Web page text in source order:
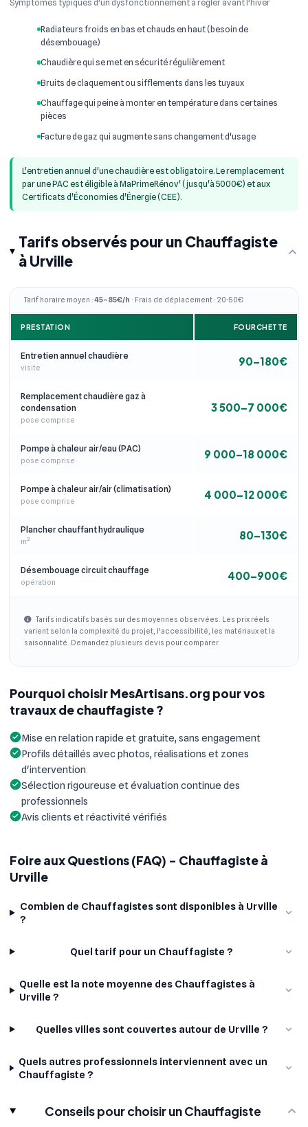
Symptômes typiques d'un dysfonctionnement à régler avant l'hiver
Radiateurs froids en bas et chauds en haut (besoin de
désembouage)
Chaudière qui se met en sécurité régulièrement
Bruits de claquement ou sifflements dans les tuyaux
Chauffage qui peine à monter en température dans certaines
pièces
Facture de gaz qui augmente sans changement d'usage
L'entretien annuel d'une chaudière est obligatoire. Le remplacement
par une PAC est éligible à MaPrimeRénov' (jusqu'à 5000€) et aux
Certificats d'Économies d'Énergie (CEE).
Tarifs observés pour un Chauffagiste
à Urville
Tarif horaire moyen :45–85€/h · Frais de déplacement : 20-50€
PRESTATION FOURCHETTE
Entretien annuel chaudière
visite 90–180€
Remplacement chaudière gaz à
condensation
pose comprise
3 500–7 000€
Pompe à chaleur air/eau (PAC)
pose comprise 9 000–18 000€
Pompe à chaleur air/air (climatisation)
pose comprise 4 000–12 000€
Plancher chauffant hydraulique
m² 80–130€
Désembouage circuit chauffage
opération 400–900€
Tarifs indicatifs basés sur des moyennes observées. Les prix réels
varient selon la complexité du projet, l'accessibilité, les matériaux et la
saisonnalité. Demandez plusieurs devis pour comparer.
Pourquoi choisir MesArtisans.org pour vos
travaux de chauffagiste ?
Mise en relation rapide et gratuite, sans engagement
Profils détaillés avec photos, réalisations et zones
d'intervention
Sélection rigoureuse et évaluation continue des
professionnels
Avis clients et réactivité vérifiés
Foire aux Questions (FAQ) - Chauffagiste à
Urville
Combien de Chauffagistes sont disponibles à Urville
?
Quel tarif pour un Chauffagiste ?
Quelle est la note moyenne des Chauffagistes à
Urville ?
Quelles villes sont couvertes autour de Urville ?
Quels autres professionnels interviennent avec un
Chauffagiste ?
Conseils pour choisir un Chauffagiste